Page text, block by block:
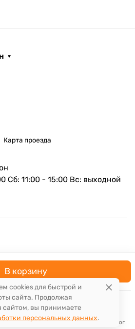
В корзину
Сравнение Поиск Каталог
Карта проезда
Сб: 11:00 - 15:00 Вс: выходной
cookies для быстрой и
сайта. Продолжая
сайтом, вы принимаете
персональных данных.